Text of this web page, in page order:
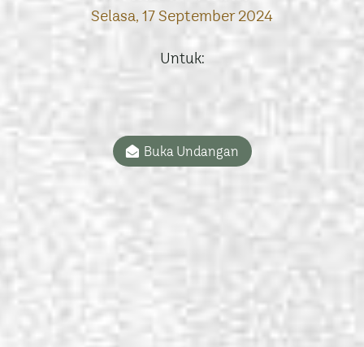
Selasa, 17 September 2024
Untuk:
Buka Undangan